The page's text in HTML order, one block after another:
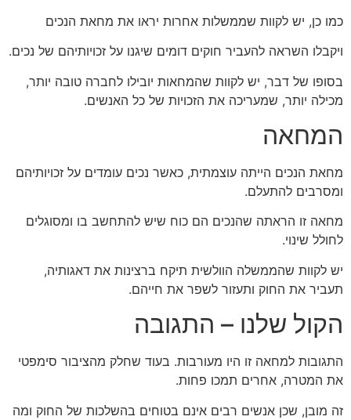
כמו כן, יש לקוות שממשלות אחרות יראו את מחאת הנכים
ויקבלו השראה להעביר חוקים דומים שיגנו על זכויותיהם של נכים.
בסופו של דבר, יש לקוות שהמחאות יובילו לחברה טובה יותר,
מכילה יותר, שמעריכה את הזכויות של כל האנשים.
המחאה
מחאת הנכים הייתה עוצמתית, כאשר נכים עומדים על זכויותיהם
ומסרבים להתעלם.
מחאה זו הראתה שהנכים הם כוח שיש להתחשב בו ומסוגלים
לחולל שינוי.
יש לקוות שהממשלה הוולשית תיקח ברצינות את דאגותיה,
תעביר את החוק ותעזור לשפר את חייהם.
הקול שלנו – התגובה
התגובות למחאה זו היו מעורבות. בעוד שחלק מהציבור סימפטי
את המטרה, אחרים תמכו פחות.
זה מובן, שכן אנשים רבים אינם בטוחים בהשלכות של החוק ומה